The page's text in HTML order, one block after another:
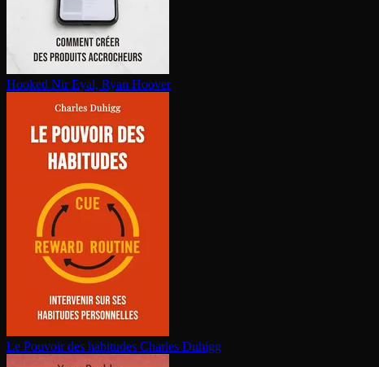
Hooked Nir Eyal, Ryan Hoover
Le Pouvoir des habitudes Charles Duhigg